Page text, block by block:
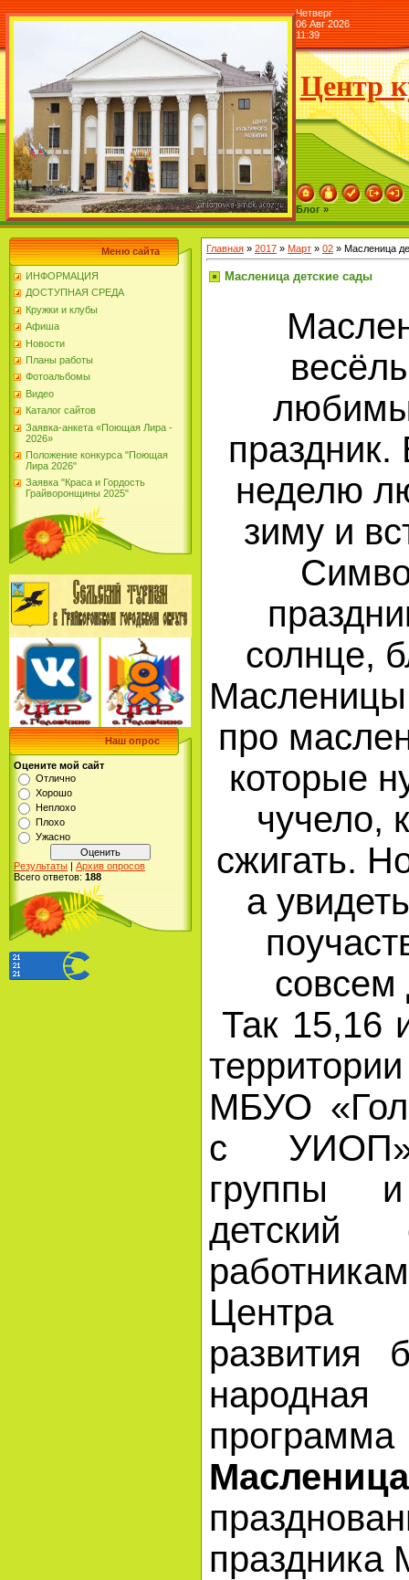
Четверг
06 Авг 2026
11:39
Центр
Блог »
Меню сайта
ИНФОРМАЦИЯ
ДОСТУПНАЯ СРЕДА
Кружки и клубы
Афиша
Новости
Планы работы
Фотоальбомы
Видео
Каталог сайтов
Заявка-анкета «Поющая Лира -
2026»
Положение конкурса "Поющая
Лира 2026"
Заявка "Краса и Гордость
Грайворонщины 2025"
Наш опрос
Оцените мой сайт
Отлично
Хорошо
Неплохо
Плохо
Ужасно
Результаты | Архив опросов
Всего ответов: 188
Главная » 2017 » Март » 02 » Масленица
Масленица детские сады
неделю
зиму и
солнце,
про
которые
чучело,
сжигать.
а
совсем
Так 15,16
МБУО
с УИОП»
группы и
детский
Центра
развития
праздника